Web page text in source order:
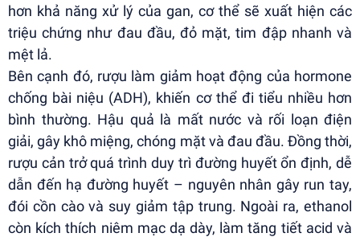
hơn khả năng xử lý của gan, cơ thể sẽ xuất hiện các
triệu chứng như đau đầu, đỏ mặt, tim đập nhanh và
mệt lả.
Bên cạnh đó, rượu làm giảm hoạt động của hormone
chống bài niệu (ADH), khiến cơ thể đi tiểu nhiều hơn
bình thường. Hậu quả là mất nước và rối loạn điện
giải, gây khô miệng, chóng mặt và đau đầu. Đồng thời,
rượu cản trở quá trình duy trì đường huyết ổn định, dễ
dẫn đến hạ đường huyết – nguyên nhân gây run tay,
đói cồn cào và suy giảm tập trung. Ngoài ra, ethanol
còn kích thích niêm mạc dạ dày, làm tăng tiết acid và